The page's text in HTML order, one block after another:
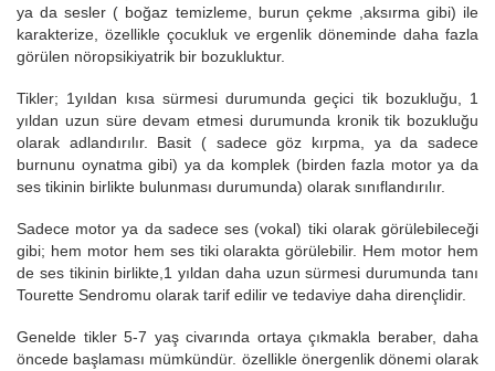
ya da sesler ( boğaz temizleme, burun çekme ,aksırma gibi) ile
karakterize, özellikle çocukluk ve ergenlik döneminde daha fazla
görülen nöropsikiyatrik bir bozukluktur.
Tikler; 1yıldan kısa sürmesi durumunda geçici tik bozukluğu, 1
yıldan uzun süre devam etmesi durumunda kronik tik bozukluğu
olarak adlandırılır. Basit ( sadece göz kırpma, ya da sadece
burnunu oynatma gibi) ya da komplek (birden fazla motor ya da
ses tikinin birlikte bulunması durumunda) olarak sınıflandırılır.
Sadece motor ya da sadece ses (vokal) tiki olarak görülebileceği
gibi; hem motor hem ses tiki olarakta görülebilir. Hem motor hem
de ses tikinin birlikte,1 yıldan daha uzun sürmesi durumunda tanı
Tourette Sendromu olarak tarif edilir ve tedaviye daha dirençlidir.
Genelde tikler 5-7 yaş civarında ortaya çıkmakla beraber, daha
öncede başlaması mümkündür. özellikle önergenlik dönemi olarak